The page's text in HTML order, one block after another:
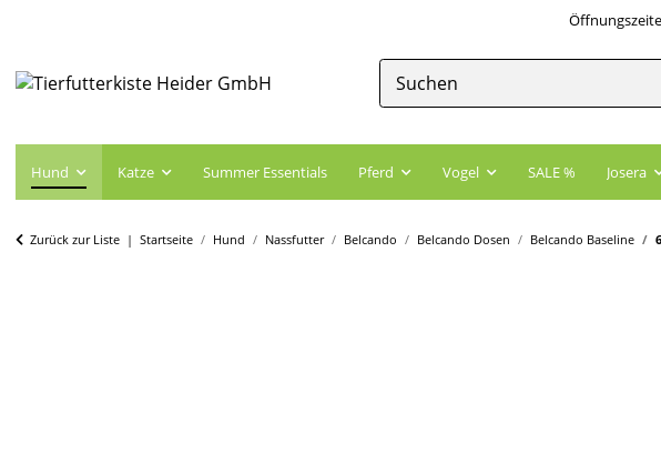
Hund Katze Summer Essentials Pferd Vogel SALE % Josera
Zurück zur Liste Startseite Hund Nassfutter Belcando Belcando Dosen Belcando Baseline